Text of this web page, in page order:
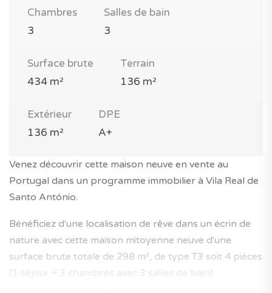
Chambres
3
Salles de bain
3
Surface brute
434 m²
Terrain
136 m²
Extérieur
136 m²
DPE
A+
Venez découvrir cette maison neuve en vente au
Portugal dans un programme immobilier à Vila Real de
Santo António.
Bénéficiez d'une localisation de rêve dans un écrin de
nature avec cette maison mitoyenne neuve d'une
surface brute totale de 298 m², de type T3 soit 4 pièces
(1 séjour + 3 chambres avec 3 salles de bain).